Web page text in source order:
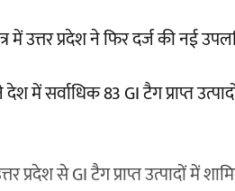
में उत्तर प्रदेश ने फिर दर्ज की नई
देश में सर्वाधिक 83 GI टैग प्राप्त
प्रदेश से GI टैग प्राप्त उत्पादों में